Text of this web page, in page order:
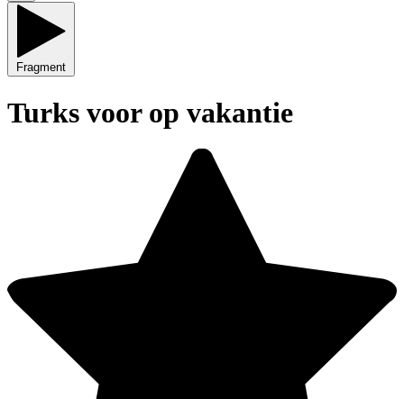
Fragment
Turks voor op vakantie